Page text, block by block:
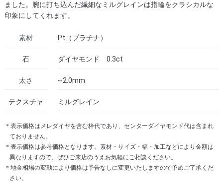
ました。腕に打ち込んだ繊細なミルグレインは指輪をクラシカルな
印象にしてくれます。
素材 Pt（プラチナ）
石 ダイヤモンド 0.3ct
太さ ~2.0mm
テクスチャ ミルグレイン
＊表示価格はメレダイヤを含む枠代であり、センターダイヤモンド代は含まれ
ておりません。
＊表示価格は参考価格となります。素材・サイズ・幅・加工などにより金額は
異なりますので、ぜひご来店のうえお気軽にご相談ください。
＊地金相場の変動により価格は予告なしに変更いたしますので予めご了承くだ
さい。